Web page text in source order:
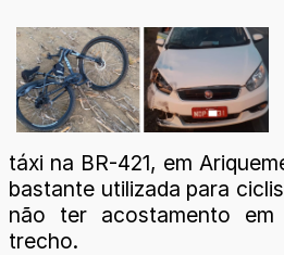
táxi na BR-421, em
bastante utilizada para
não ter acostamento
trecho.